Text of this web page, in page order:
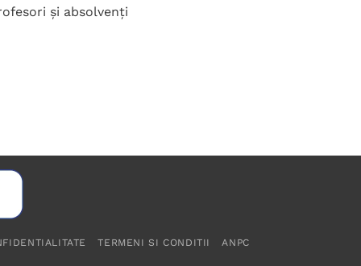
și absolvenți
TERMENI SI CONDITII ANPC